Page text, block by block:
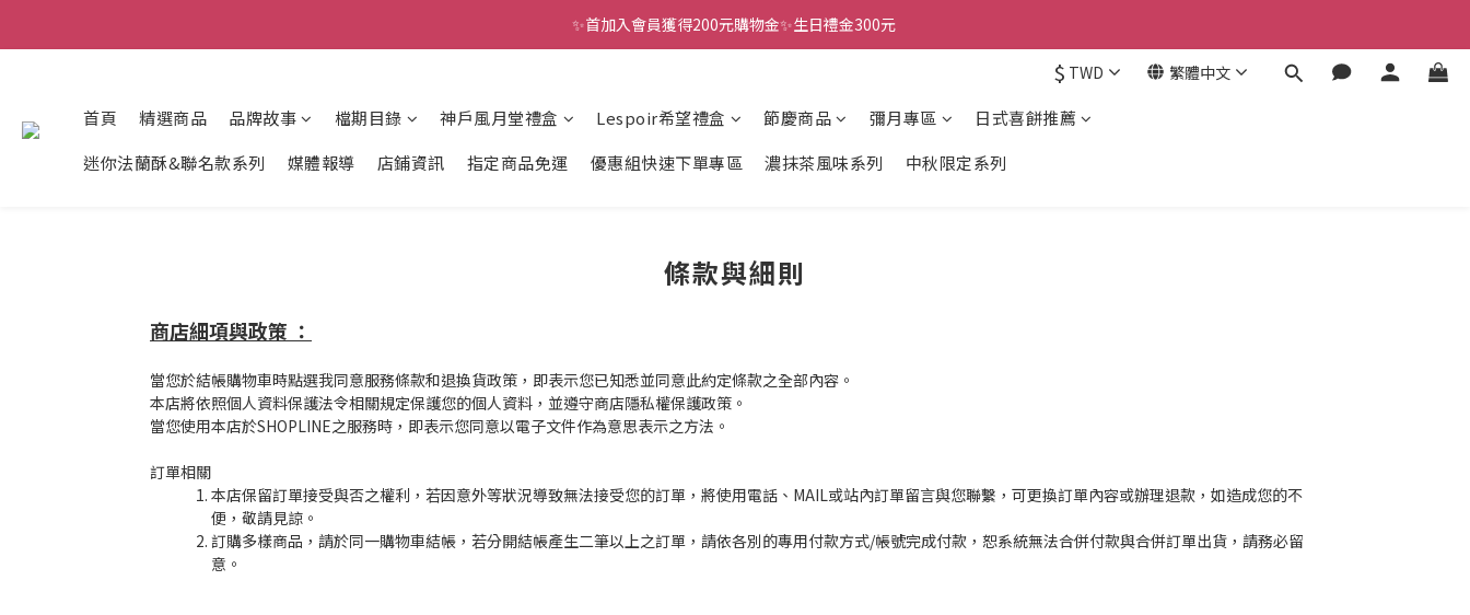
全館滿千免運
✨首加入會員獲得200元購物金✨生日禮金300元
$ TWD 繁體中文
首頁 精選商品 品牌故事 檔期目錄 神戶風月堂禮盒 Lespoir希望禮盒 節慶商品 彌月專區
日式喜餅推薦
迷你法蘭酥&聯名款系列
媒體報導 店鋪資訊 指定商品免運 優惠組快速下單專區 濃抹茶風味系列 中秋限定系列
條款與細則
商店細項與政策 ：
當您於結帳購物車時點選我同意服務條款和退換貨政策，即表示您已知悉並同意此約定條款之全部內容。
本店將依照個人資料保護法令相關規定保護您的個人資料，並遵守商店隱私權保護政策。
當您使用本店於SHOPLINE之服務時，即表示您同意以電子文件作為意思表示之方法。
訂單相關
本店保留訂單接受與否之權利，若因意外等狀況導致無法接受您的訂單，將使用電話、MAIL或站內訂單留言與您聯繫，可更換訂單內容或辦理退款，如造成您的不
便，敬請見諒。
訂購多樣商品，請於同一購物車結帳，若分開結帳產生二筆以上之訂單，請依各別的專用付款方式/帳號完成付款，恕系統無法合併付款與合併訂單出貨，請務必留
意。